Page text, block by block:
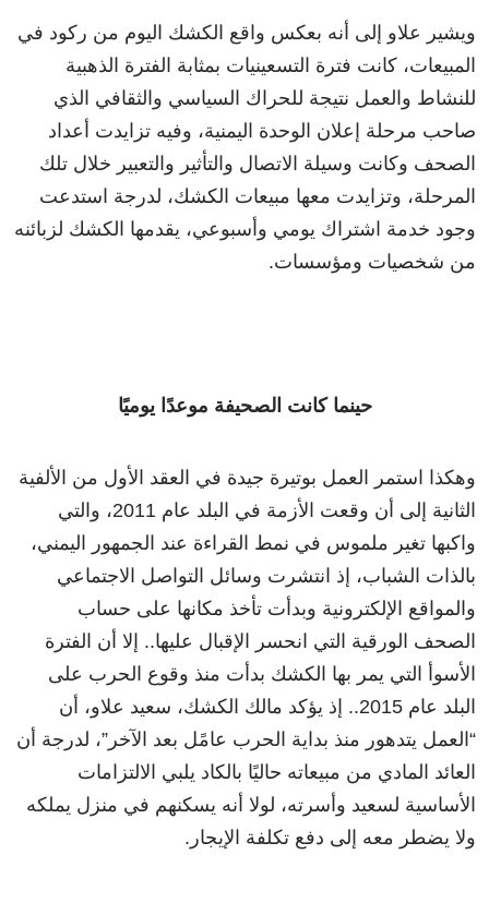
ويشير علاو إلى أنه بعكس واقع الكشك اليوم من ركود في
المبيعات، كانت فترة التسعينيات بمثابة الفترة الذهبية
للنشاط والعمل نتيجة للحراك السياسي والثقافي الذي
صاحب مرحلة إعلان الوحدة اليمنية، وفيه تزايدت أعداد
الصحف وكانت وسيلة الاتصال والتأثير والتعبير خلال تلك
المرحلة، وتزايدت معها مبيعات الكشك، لدرجة استدعت
وجود خدمة اشتراك يومي وأسبوعي، يقدمها الكشك لزبائنه
من شخصيات ومؤسسات.
حينما كانت الصحيفة موعدًا يوميًا
وهكذا استمر العمل بوتيرة جيدة في العقد الأول من الألفية
الثانية إلى أن وقعت الأزمة في البلد عام 2011، والتي
واكبها تغير ملموس في نمط القراءة عند الجمهور اليمني،
بالذات الشباب، إذ انتشرت وسائل التواصل الاجتماعي
والمواقع الإلكترونية وبدأت تأخذ مكانها على حساب
الصحف الورقية التي انحسر الإقبال عليها.. إلا أن الفترة
الأسوأ التي يمر بها الكشك بدأت منذ وقوع الحرب على
البلد عام 2015.. إذ يؤكد مالك الكشك، سعيد علاو، أن
“العمل يتدهور منذ بداية الحرب عامًل بعد الآخر”، لدرجة أن
العائد المادي من مبيعاته حاليًا بالكاد يلبي الالتزامات
الأساسية لسعيد وأسرته، لولا أنه يسكنهم في منزل يملكه
ولا يضطر معه إلى دفع تكلفة الإيجار.